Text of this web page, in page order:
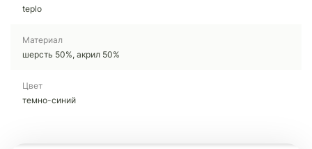
teplo
Материал
шерсть 50%, акрил 50%
Цвет
темно-синий